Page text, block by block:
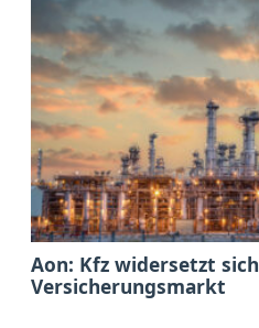
Aon: Kfz widersetzt
Versicherungsmarkt